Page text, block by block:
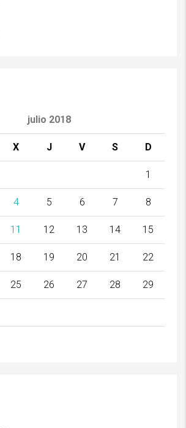
julio 2018
X J V S D
1
4 5 6 7 8
11 12 13 14 15
18 19 20 21 22
25 26 27 28 29